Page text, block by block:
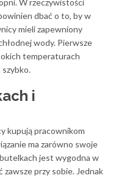
dbać o to, by w
mieli zapewniony
wody. Pierwsze
temperaturach
szybko.
i
kupują pracownikom
ma zarówno swoje
jest wygodna w
zawsze przy sobie. Jednak